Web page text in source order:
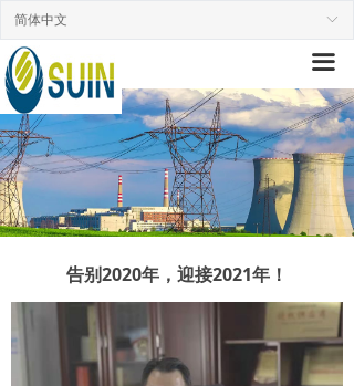
끀
首页
走进舒盈
产品中心
新闻中心
营销网络
工程案例
联系我们
ꀅ
简体中文
告别2020年，迎接2021年！